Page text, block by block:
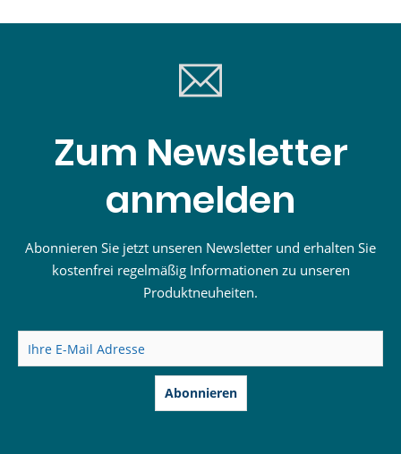
Zum Newsletter
anmelden
Abonnieren Sie jetzt unseren Newsletter und erhalten Sie
kostenfrei regelmäßig Informationen zu unseren
Produktneuheiten.
Abonnieren